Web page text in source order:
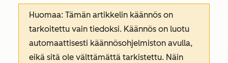
Huomaa: Tämän artikkelin käännös on
tarkoitettu vain tiedoksi. Käännös on luotu
automaattisesti käännösohjelmiston avulla,
eikä sitä ole välttämättä tarkistettu. Näin